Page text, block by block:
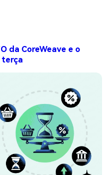
da CoreWeave e o